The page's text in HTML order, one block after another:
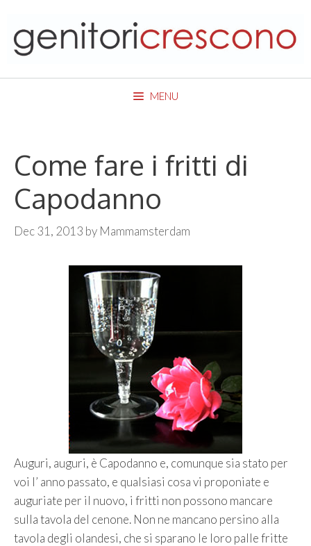
content
MENU
Come fare i fritti di
Capodanno
Dec 31, 2013 by Mammamsterdam
Auguri, auguri, è Capodanno e, comunque sia stato per
voi l’ anno passato, e qualsiasi cosa vi proponiate e
auguriate per il nuovo, i fritti non possono mancare
sulla tavola del cenone. Non ne mancano persino alla
tavola degli olandesi, che si sparano le loro palle fritte